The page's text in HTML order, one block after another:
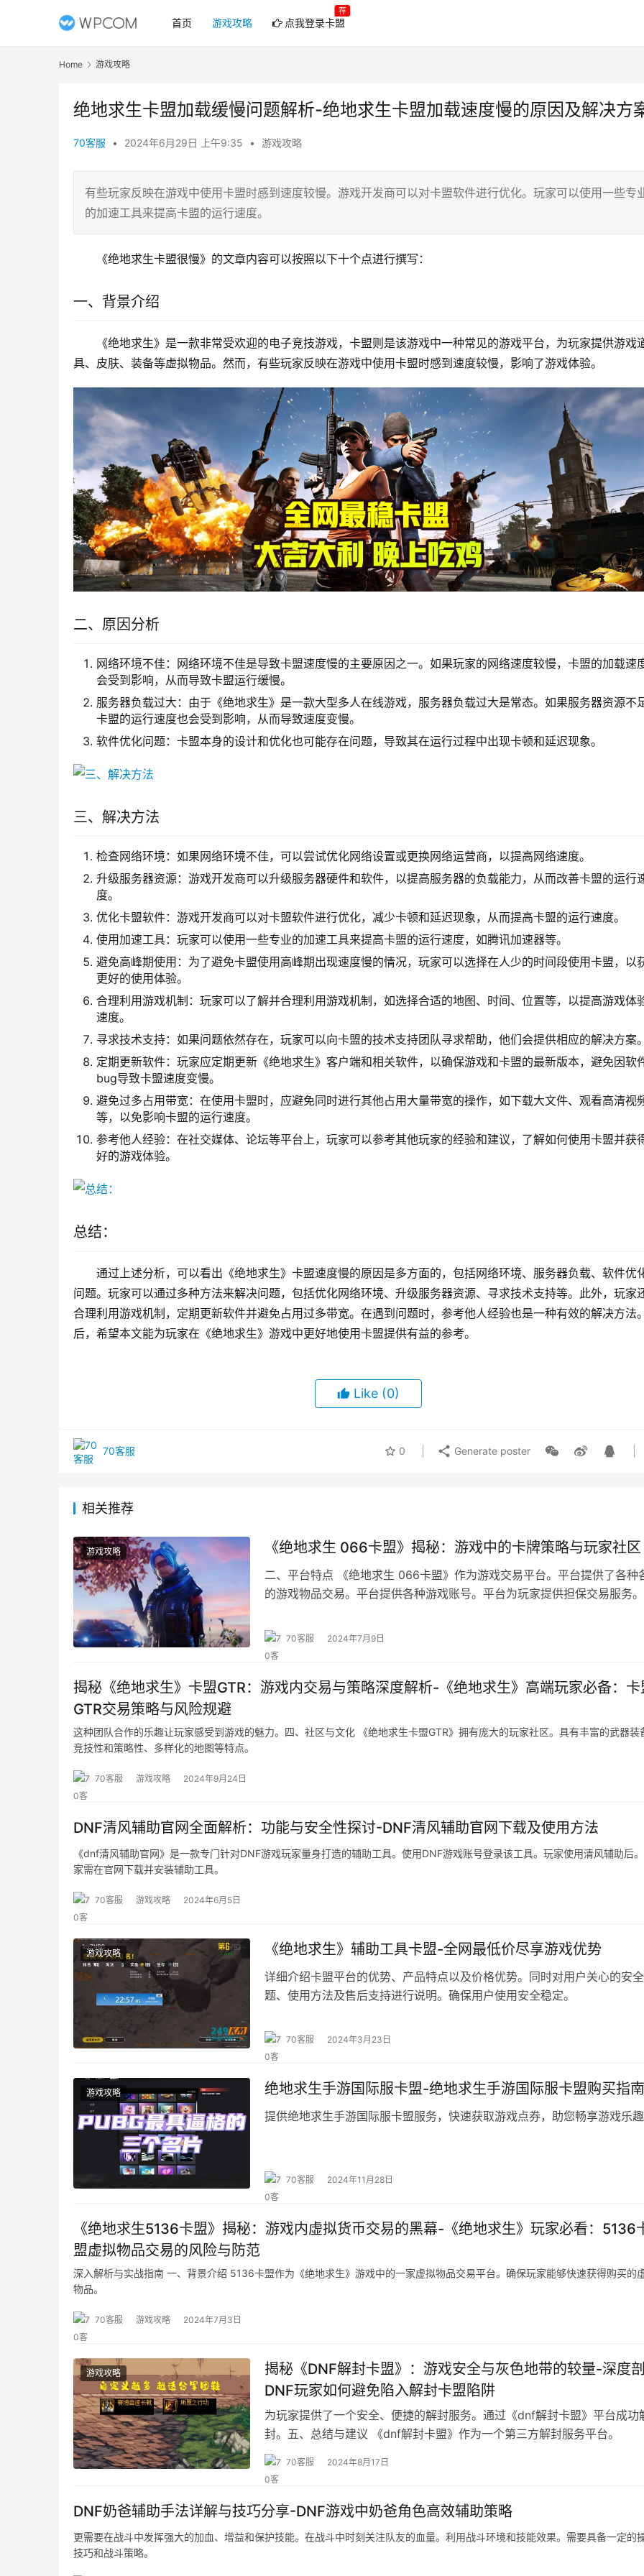
首页 游戏攻略 点我登录卡盟
荐
Home 游戏攻略
绝地求生卡盟加载缓慢问题解析-绝地求生卡盟加载速度慢的原因及解决方
70客服 • 2024年6月29日 上午9:35 • 游戏攻略
有些玩家反映在游戏中使用卡盟时感到速度较慢。游戏开发商可以对卡盟软件进行优化。玩家可以使用一些专
的加速工具来提高卡盟的运行速度。
《绝地求生卡盟很慢》的文章内容可以按照以下十个点进行撰写：
一、背景介绍
《绝地求生》是一款非常受欢迎的电子竞技游戏，卡盟则是该游戏中一种常见的游戏平台，为玩家提供游戏
具、皮肤、装备等虚拟物品。然而，有些玩家反映在游戏中使用卡盟时感到速度较慢，影响了游戏体验。
二、原因分析
网络环境不佳：网络环境不佳是导致卡盟速度慢的主要原因之一。如果玩家的网络速度较慢，卡盟的加载速
会受到影响，从而导致卡盟运行缓慢。
服务器负载过大：由于《绝地求生》是一款大型多人在线游戏，服务器负载过大是常态。如果服务器资源不足
卡盟的运行速度也会受到影响，从而导致速度变慢。
软件优化问题：卡盟本身的设计和优化也可能存在问题，导致其在运行过程中出现卡顿和延迟现象。
三、解决方法
检查网络环境：如果网络环境不佳，可以尝试优化网络设置或更换网络运营商，以提高网络速度。
升级服务器资源：游戏开发商可以升级服务器硬件和软件，以提高服务器的负载能力，从而改善卡盟的运行
度。
优化卡盟软件：游戏开发商可以对卡盟软件进行优化，减少卡顿和延迟现象，从而提高卡盟的运行速度。
使用加速工具：玩家可以使用一些专业的加速工具来提高卡盟的运行速度，如腾讯加速器等。
避免高峰期使用：为了避免卡盟使用高峰期出现速度慢的情况，玩家可以选择在人少的时间段使用卡盟，以
更好的使用体验。
合理利用游戏机制：玩家可以了解并合理利用游戏机制，如选择合适的地图、时间、位置等，以提高游戏体
速度。
寻求技术支持：如果问题依然存在，玩家可以向卡盟的技术支持团队寻求帮助，他们会提供相应的解决方案。
定期更新软件：玩家应定期更新《绝地求生》客户端和相关软件，以确保游戏和卡盟的最新版本，避免因软
bug导致卡盟速度变慢。
避免过多占用带宽：在使用卡盟时，应避免同时进行其他占用大量带宽的操作，如下载大文件、观看高清视
等，以免影响卡盟的运行速度。
参考他人经验：在社交媒体、论坛等平台上，玩家可以参考其他玩家的经验和建议，了解如何使用卡盟并获
好的游戏体验。
总结：
通过上述分析，可以看出《绝地求生》卡盟速度慢的原因是多方面的，包括网络环境、服务器负载、软件优
问题。玩家可以通过多种方法来解决问题，包括优化网络环境、升级服务器资源、寻求技术支持等。此外，玩家
合理利用游戏机制，定期更新软件并避免占用过多带宽。在遇到问题时，参考他人经验也是一种有效的解决方法
后，希望本文能为玩家在《绝地求生》游戏中更好地使用卡盟提供有益的参考。
Like (0)
70客服 0 Generate poster
相关推荐
游戏攻略 《绝地求生 066卡盟》揭秘：游戏中的卡牌策略与玩家社区
二、平台特点 《绝地求生 066卡盟》作为游戏交易平台。平台提供了各种
的游戏物品交易。平台提供各种游戏账号。平台为玩家提供担保交易服务。
70客服 2024年7月9日
揭秘《绝地求生》卡盟GTR：游戏内交易与策略深度解析-《绝地求生》高端玩家必备：卡
GTR交易策略与风险规避
这种团队合作的乐趣让玩家感受到游戏的魅力。四、社区与文化 《绝地求生卡盟GTR》拥有庞大的玩家社区。具有丰富的武器装
竞技性和策略性、多样化的地图等特点。
70客服 游戏攻略 2024年9月24日
DNF清风辅助官网全面解析：功能与安全性探讨-DNF清风辅助官网下载及使用方法
《dnf清风辅助官网》是一款专门针对DNF游戏玩家量身打造的辅助工具。使用DNF游戏账号登录该工具。玩家使用清风辅助后
家需在官网下载并安装辅助工具。
70客服 游戏攻略 2024年6月5日
游戏攻略 《绝地求生》辅助工具卡盟-全网最低价尽享游戏优势
详细介绍卡盟平台的优势、产品特点以及价格优势。同时对用户关心的安
题、使用方法及售后支持进行说明。确保用户使用安全稳定。
70客服 2024年3月23日
游戏攻略 绝地求生手游国际服卡盟-绝地求生手游国际服卡盟购买指南
提供绝地求生手游国际服卡盟服务，快速获取游戏点券，助您畅享游戏乐趣
70客服 2024年11月28日
《绝地求生5136卡盟》揭秘：游戏内虚拟货币交易的黑幕-《绝地求生》玩家必看：5136
盟虚拟物品交易的风险与防范
深入解析与实战指南 一、背景介绍 5136卡盟作为《绝地求生》游戏中的一家虚拟物品交易平台。确保玩家能够快速获得购买的
物品。
70客服 游戏攻略 2024年7月3日
游戏攻略
揭秘《DNF解封卡盟》：游戏安全与灰色地带的较量-深度
DNF玩家如何避免陷入解封卡盟陷阱
为玩家提供了一个安全、便捷的解封服务。通过《dnf解封卡盟》平台成功
封。五、总结与建议 《dnf解封卡盟》作为一个第三方解封服务平台。
70客服 2024年8月17日
DNF奶爸辅助手法详解与技巧分享-DNF游戏中奶爸角色高效辅助策略
更需要在战斗中发挥强大的加血、增益和保护技能。在战斗中时刻关注队友的血量。利用战斗环境和技能效果。需要具备一定的
技巧和战斗策略。